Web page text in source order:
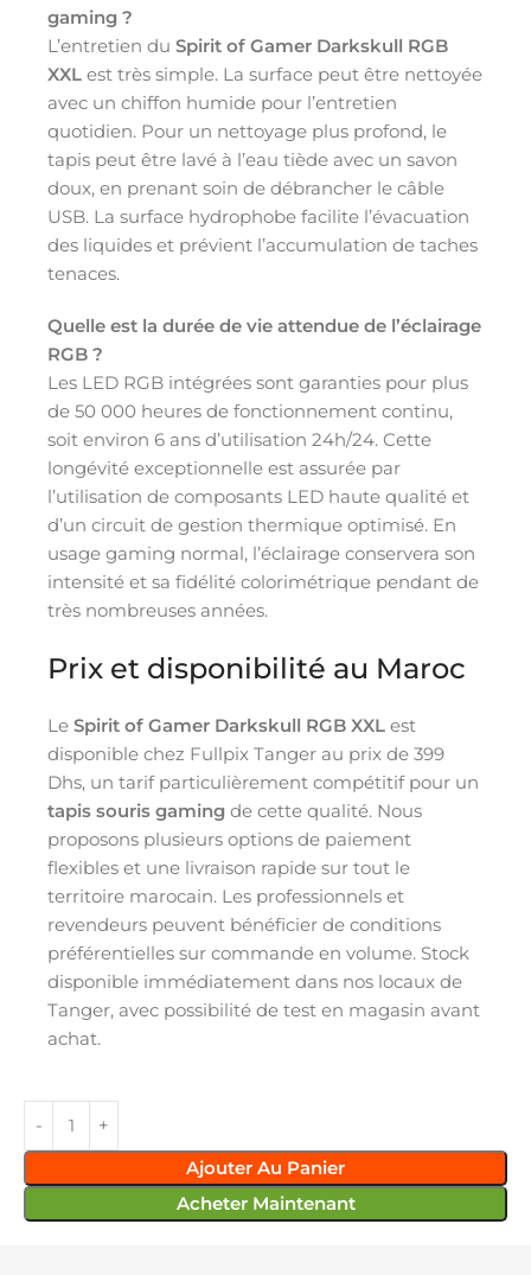
gaming ?
L’entretien du Spirit of Gamer Darkskull RGB
XXL est très simple. La surface peut être nettoyée
avec un chiffon humide pour l’entretien
quotidien. Pour un nettoyage plus profond, le
tapis peut être lavé à l’eau tiède avec un savon
doux, en prenant soin de débrancher le câble
USB. La surface hydrophobe facilite l’évacuation
des liquides et prévient l’accumulation de taches
tenaces.
Quelle est la durée de vie attendue de l’éclairage
RGB ?
Les LED RGB intégrées sont garanties pour plus
de 50 000 heures de fonctionnement continu,
soit environ 6 ans d’utilisation 24h/24. Cette
longévité exceptionnelle est assurée par
l’utilisation de composants LED haute qualité et
d’un circuit de gestion thermique optimisé. En
usage gaming normal, l’éclairage conservera son
intensité et sa fidélité colorimétrique pendant de
très nombreuses années.
Prix et disponibilité au Maroc
Le Spirit of Gamer Darkskull RGB XXL est
disponible chez Fullpix Tanger au prix de 399
Dhs, un tarif particulièrement compétitif pour un
tapis souris gaming de cette qualité. Nous
proposons plusieurs options de paiement
flexibles et une livraison rapide sur tout le
territoire marocain. Les professionnels et
revendeurs peuvent bénéficier de conditions
préférentielles sur commande en volume. Stock
disponible immédiatement dans nos locaux de
Tanger, avec possibilité de test en magasin avant
achat.
Ajouter Au Panier
Acheter Maintenant